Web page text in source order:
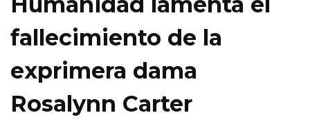
fallecimiento de la
exprimera dama
Rosalynn Carter